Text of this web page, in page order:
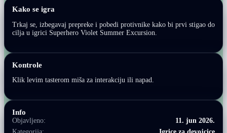
Kako se igra
Trkaj se, izbegavaj prepreke i pobedi protivnike kako bi prvi stigao do
cilja u igrici Superhero Violet Summer Excursion.
Kontrole
Klik levim tasterom miša za interakciju ili napad.
Info
Objavljeno:
11. jun 2026.